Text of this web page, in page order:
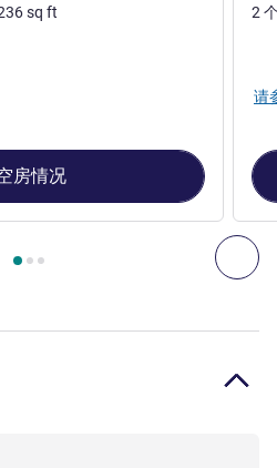
下
经典单人房，配备 1 张双人床 , 客
sq ft
房情况
2
请